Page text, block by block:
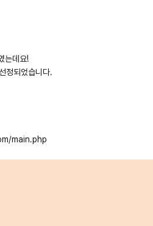
는데요!
정되었습니다.
main.php